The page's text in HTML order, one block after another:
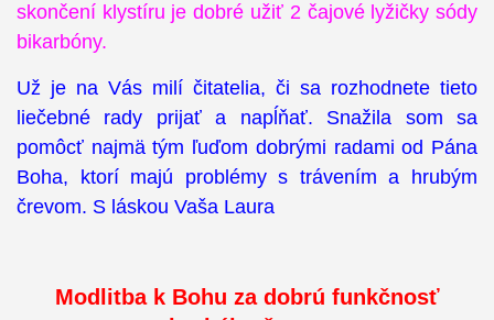
skončení klystíru je dobré užiť 2 čajové lyžičky sódy
bikarbóny.
Už je na Vás milí čitatelia, či sa rozhodnete tieto
liečebné rady prijať a napĺňať. Snažila som sa
pomôcť najmä tým ľuďom dobrými radami od Pána
Boha, ktorí majú problémy s trávením a hrubým
črevom. S láskou Vaša Laura
Modlitba k Bohu za dobrú funkčnosť